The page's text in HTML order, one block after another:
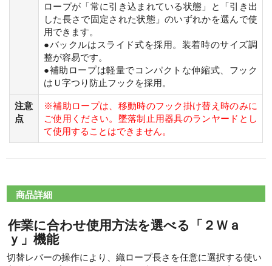
ロープが「常に引き込まれている状態」と「引き出
した長さで固定された状態」のいずれかを選んで使
用できます。
●バックルはスライド式を採用。装着時のサイズ調
整が容易です。
●補助ロープは軽量でコンパクトな伸縮式、フック
はＵ字つり防止フックを採用。
注意
点
※補助ロープは、移動時のフック掛け替え時のみに
ご使用ください。墜落制止用器具のランヤードとし
て使用することはできません。
商品詳細
作業に合わせ使用方法を選べる「２Ｗａ
ｙ」機能
切替レバーの操作により、織ロープ長さを任意に選択する使い